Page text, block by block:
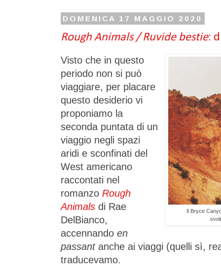
DOMENICA 17 MAGGIO 2020
Rough Animals / Ruvide bestie:
Il Bryce
Visto che in questo
periodo non si può
viaggiare, per placare
questo desiderio vi
proponiamo la
seconda puntata di un
viaggio negli spazi
aridi e sconfinati del
West americano
raccontati nel
romanzo Rough
Animals di Rae
DelBianco,
accennando en
passant anche ai viaggi (quelli sì,
traducevamo.